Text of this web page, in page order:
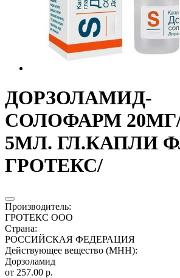
ДОРЗОЛАМИД-
СОЛОФАРМ
5МЛ. ГЛ.КАПЛИ
ГРОТЕКС/
Производитель:
ГРОТЕКС ООО
Страна:
РОССИЙСКАЯ ФЕДЕРАЦИЯ
Действующее вещество (МНН):
Дорзоламид
от 257.00 р.